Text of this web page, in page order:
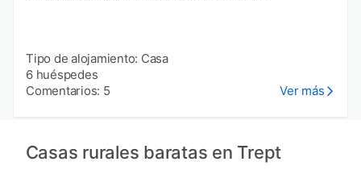
Tipo de alojamiento: Casa
6 huéspedes
Comentarios: 5
Ver más
Casas rurales baratas en Trept